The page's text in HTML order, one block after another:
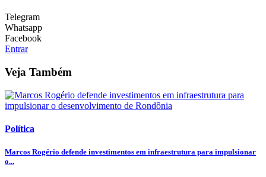
Telegram
Whatsapp
Facebook
Entrar
Veja Também
Política
Marcos Rogério defende investimentos em infraestrutura para impulsionar
o...